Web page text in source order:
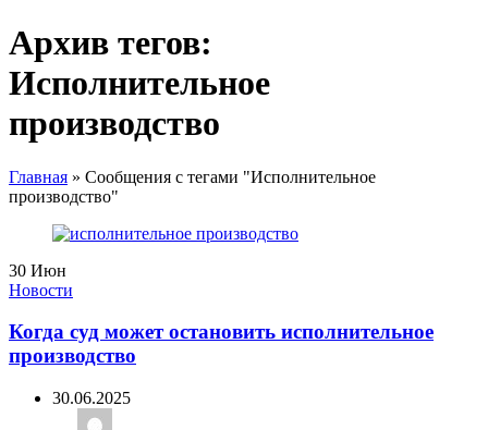
Архив тегов:
Исполнительное
производство
Главная » Сообщения с тегами "Исполнительное
производство"
30 Июн
Новости
Когда суд может остановить исполнительное
производство
30.06.2025